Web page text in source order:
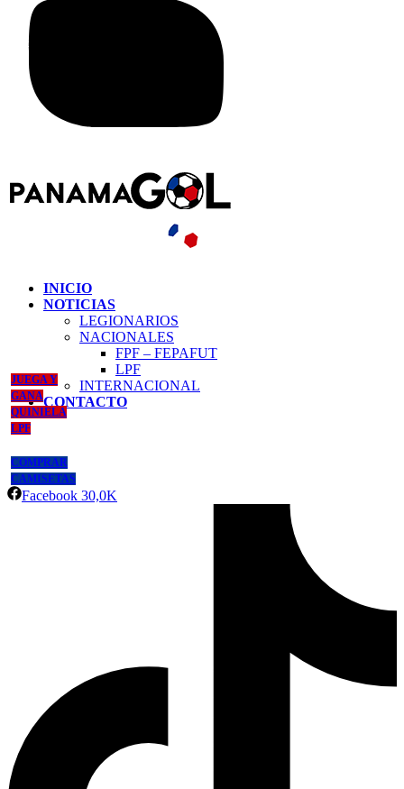
INICIO
NOTICIAS
LEGIONARIOS
NACIONALES
FPF – FEPAFUT
LPF
INTERNACIONAL
CONTACTO
JUEGA Y
GANA
QUINIELA
LPF
COMPRAR
CAMISETAS
Facebook 30,0K